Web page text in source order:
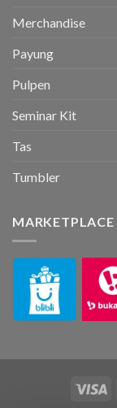
Merchandise
Payung
Pulpen
Seminar Kit
Tas
Tumbler
MARKETPLACE